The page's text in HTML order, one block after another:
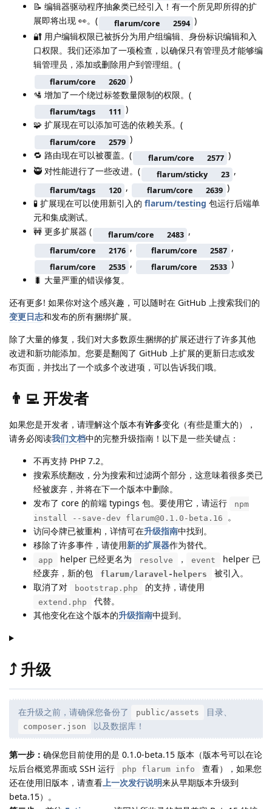
📝 编辑器驱动程序抽象类已经引入！有一个所见即所得的扩
展即将出现 👀。(
flarum/core 2594 )
🔐 用户编辑权限已被拆分为用户组编辑、身份标识编辑和入
口权限。我们还添加了一项检查，以确保只有管理员才能够编
辑管理员，添加或删除用户到管理组。(
flarum/core 2620 )
🛂 增加了一个绕过标签数量限制的权限。(
flarum/tags 111 )
🧩 扩展现在可以添加可选的依赖关系。(
flarum/core 2579 )
🔁 路由现在可以被覆盖。(
flarum/core 2577 )
🥷 对性能进行了一些改进。(
flarum/sticky 23 ,
flarum/tags 120 , flarum/core 2639 )
🧪 扩展现在可以使用新引入的 flarum/testing 包运行后端单
元和集成测试。
🚧 更多扩展器 (
flarum/core 2483 ,
flarum/core 2176 , flarum/core 2587 ,
flarum/core 2535 , flarum/core 2533 )
🐛 大量严重的错误修复。
还有更多! 如果你对这个感兴趣，可以随时在 GitHub 上搜索我们的
变更日志和发布的所有捆绑扩展。
除了大量的修复，我们对大多数原生捆绑的扩展还进行了许多其他
改进和新功能添加。您要是翻阅了 GitHub 上扩展的更新日志或发
布页面，并找出了一个或多个改进项，可以告诉我们哦。
👨‍💻 开发者
如果您是开发者，请理解这个版本有许多变化（有些是重大的），
请务必阅读我们文档中的完整升级指南！以下是一些关键点：
不再支持 PHP 7.2。
搜索系统翻改，分为搜索和过滤两个部分，这意味着很多类已
经被废弃，并将在下一个版本中删除。
发布了 core 的前端 typings 包。要使用它，请运行
npm
install --save-dev flarum@0.1.0-beta.16
。
访问令牌已被重构，详情可在升级指南中找到。
移除了许多事件，请使用新的扩展器作为替代。
app helper 已经更名为 resolve ， event
helper 已
经废弃，新的包
flarum/laravel-helpers
被引入。
取消了对
bootstrap.php 的支持，请使用
extend.php
代替。
其他变化在这个版本的升级指南中提到。
⤴️ 升级
在升级之前，请确保您备份了 public/assets 目录、
composer.json 以及数据库！
第一步： 确保您目前使用的是 0.1.0-beta.15 版本（版本号可以在论
坛后台概览界面或 SSH 运行
php flarum info
查看），如果您
还在使用旧版本，请查看上一次发行说明来从早期版本升级到
beta.15）。